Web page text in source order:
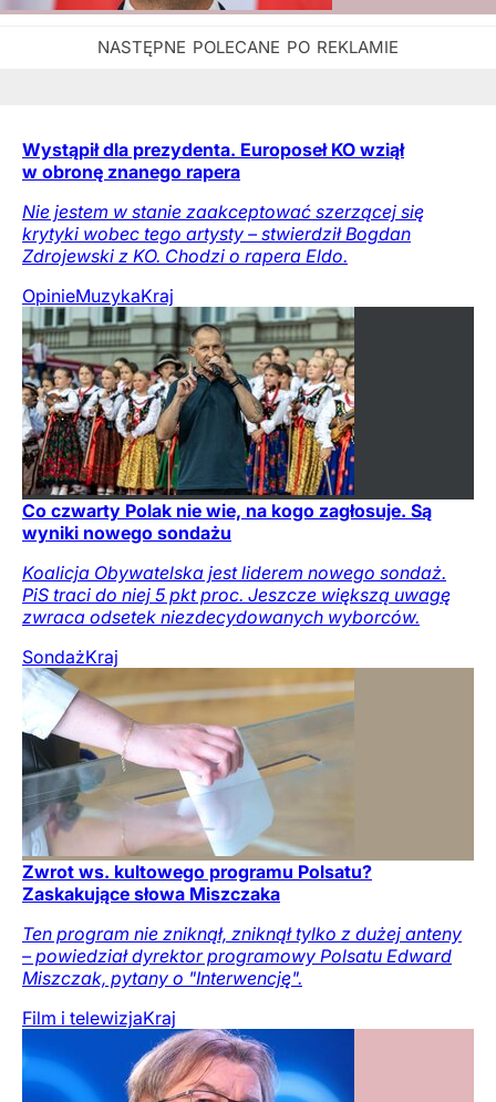
Wystąpił dla prezydenta. Europoseł KO wziął
w obronę znanego rapera
Nie jestem w stanie zaakceptować szerzącej się
krytyki wobec tego artysty – stwierdził Bogdan
Zdrojewski z KO. Chodzi o rapera Eldo.
OpinieMuzykaKraj
Co czwarty Polak nie wie, na kogo zagłosuje. Są
wyniki nowego sondażu
Koalicja Obywatelska jest liderem nowego sondaż.
PiS traci do niej 5 pkt proc. Jeszcze większą uwagę
zwraca odsetek niezdecydowanych wyborców.
SondażKraj
Zwrot ws. kultowego programu Polsatu?
Zaskakujące słowa Miszczaka
Ten program nie zniknął, zniknął tylko z dużej anteny
– powiedział dyrektor programowy Polsatu Edward
Miszczak, pytany o "Interwencję".
Film i telewizjaKraj